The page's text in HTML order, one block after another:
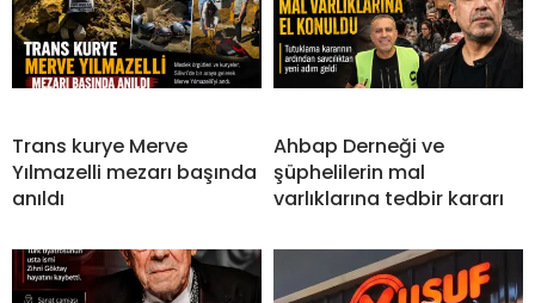
Trans kurye Merve
Yılmazelli mezarı başında
anıldı
Ahbap Derneği ve
şüphelilerin mal
varlıklarına tedbir kararı